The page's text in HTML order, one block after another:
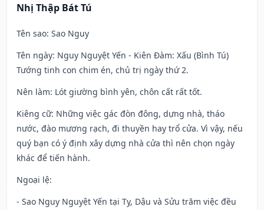
Nhị Thập Bát Tú
Tên sao: Sao Nguy
Tên ngày: Nguy Nguyệt Yến - Kiên Đàm: Xấu (Bình Tú)
Tướng tinh con chim én, chủ trị ngày thứ 2.
Nên làm: Lót giường bình yên, chôn cất rất tốt.
Kiêng cữ: Những việc gác đòn đông, dựng nhà, tháo
nước, đào mương rạch, đi thuyền hay trổ cửa. Vì vậy, nếu
quý bạn có ý định xây dựng nhà cửa thì nên chọn ngày
khác để tiến hành.
Ngoại lệ:
- Sao Nguy Nguyệt Yến tại Tỵ, Dậu và Sửu trăm việc đều